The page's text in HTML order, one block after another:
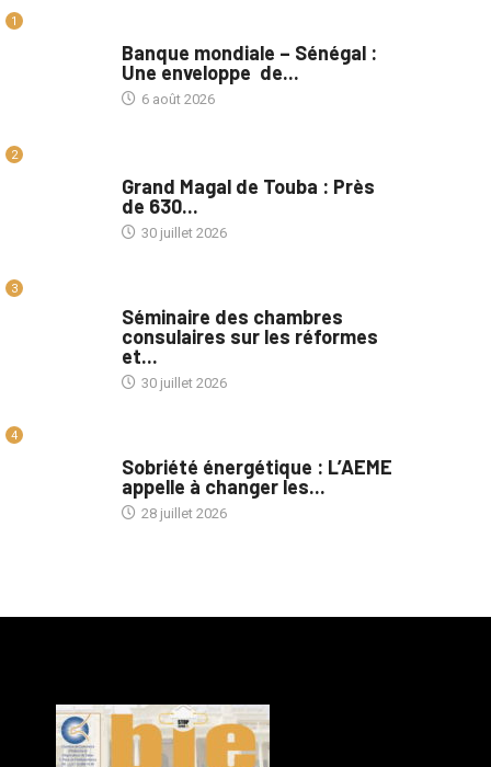
1
Banque mondiale – Sénégal :
Une enveloppe de...
6 août 2026
2
Grand Magal de Touba : Près
de 630...
30 juillet 2026
3
Séminaire des chambres
consulaires sur les réformes
et...
30 juillet 2026
4
Sobriété énergétique : L’AEME
appelle à changer les...
28 juillet 2026